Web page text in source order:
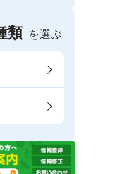
類 を選ぶ